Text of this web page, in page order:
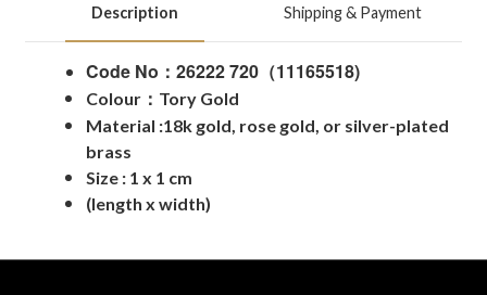
Description Shipping & Payment
Code No ： 26222 720（11165518)
Colour ： Tory Gold
Material :18k gold, rose gold, or silver-plated
brass
Size : 1 x 1 cm
(length x width)